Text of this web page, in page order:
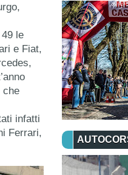
le
e Fiat,
che
infatti
Ferrari,